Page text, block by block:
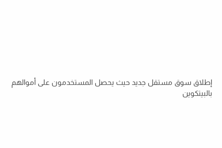
إطلاق سوق مستقل جديد حيث يحصل المستخدمون على أموالهم
بالبيتكوين